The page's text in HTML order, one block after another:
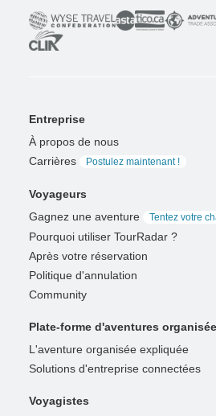
Entreprise
À propos de nous
Carrières
Postulez maintenant !
Voyageurs
Gagnez une aventure
Tentez votre
Pourquoi utiliser TourRadar ?
Après votre réservation
Politique d'annulation
Community
Plate-forme d'aventures
L'aventure organisée expliquée
Solutions d'entreprise connectées
Voyagistes